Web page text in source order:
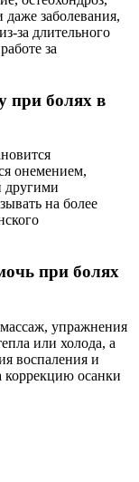
заболевания,
за длительного
за
при болях в
онемением,
другими
на более
при болях
упражнения
или холода, а
воспаления и
коррекцию осанки